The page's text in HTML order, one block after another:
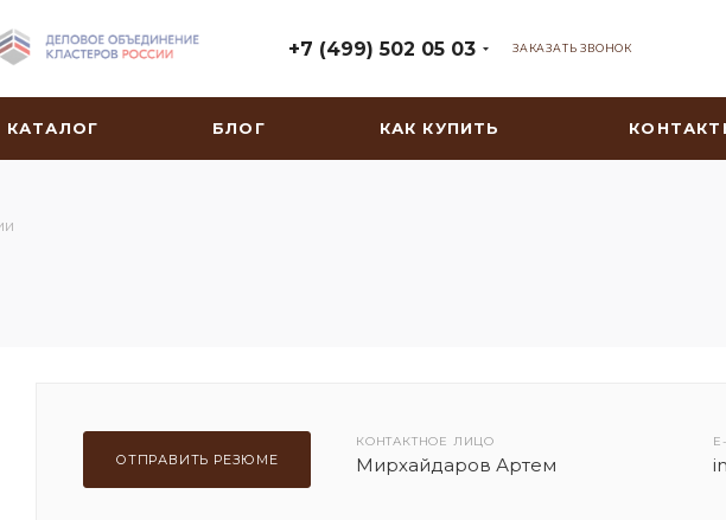
+7 (499) 502 05 03 ЗАКАЗАТЬ ЗВОНОК
КАТАЛОГ БЛОГ КАК КУПИТЬ
ОТПРАВИТЬ РЕЗЮМЕ
КОНТАКТНОЕ ЛИЦО
Мирхайдаров Артем